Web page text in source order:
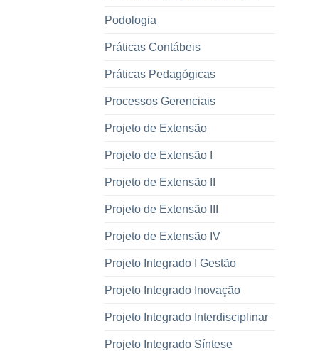
Podologia
Práticas Contábeis
Práticas Pedagógicas
Processos Gerenciais
Projeto de Extensão
Projeto de Extensão I
Projeto de Extensão II
Projeto de Extensão III
Projeto de Extensão IV
Projeto Integrado I Gestão
Projeto Integrado Inovação
Projeto Integrado Interdisciplinar
Projeto Integrado Síntese